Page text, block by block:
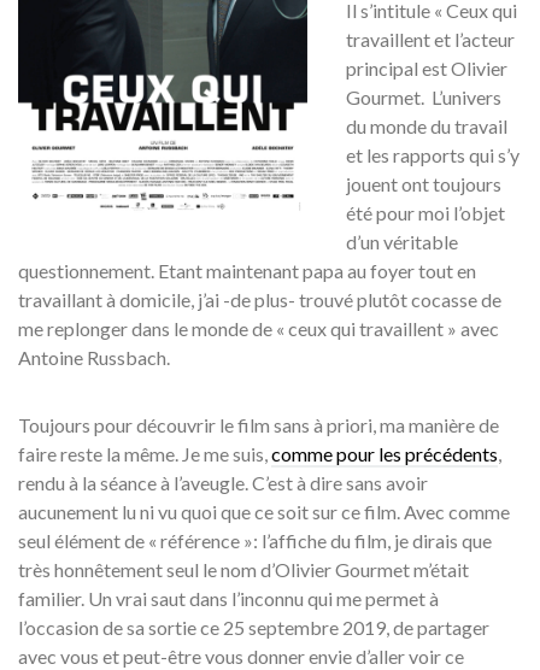
Il s’intitule « Ceux qui
travaillent et l’acteur
principal est Olivier
Gourmet. L’univers
du monde du travail
et les rapports qui s’y
jouent ont toujours
été pour moi l’objet
d’un véritable
questionnement. Etant maintenant papa au foyer tout en
travaillant à domicile, j’ai -de plus- trouvé plutôt cocasse de
me replonger dans le monde de « ceux qui travaillent » avec
Antoine Russbach.
Toujours pour découvrir le film sans à priori, ma manière de
faire reste la même. Je me suis,comme pour les précédents,
rendu à la séance à l’aveugle. C’est à dire sans avoir
aucunement lu ni vu quoi que ce soit sur ce film. Avec comme
seul élément de « référence »: l’affiche du film, je dirais que
très honnêtement seul le nom d’Olivier Gourmet m’était
familier. Un vrai saut dans l’inconnu qui me permet à
l’occasion de sa sortie ce 25 septembre 2019, de partager
avec vous et peut-être vous donner envie d’aller voir ce